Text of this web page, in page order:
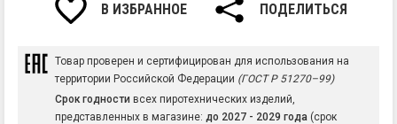
В ИЗБРАННОЕ ПОДЕЛИТЬСЯ
Товар проверен и сертифицирован для использования на
территории Российской Федерации (ГОСТ Р 51270–99)
Срок годности всех пиротехнических изделий,
представленных в магазине: до 2027 - 2029 года (срок